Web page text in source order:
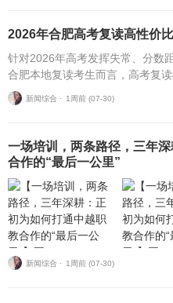
2026年合肥高考复读高性价
针对2026年高考发挥失常、分数
合肥本地复读考生而言，高考复
不必盲目追捧高价机构。复读择
准、配套服务与...
新闻综合 ⋅ 1周前 (07-30)
一场培训，两条路径，三年
合作的“最后一公里”
新闻综合 ⋅ 1周前 (07-30)